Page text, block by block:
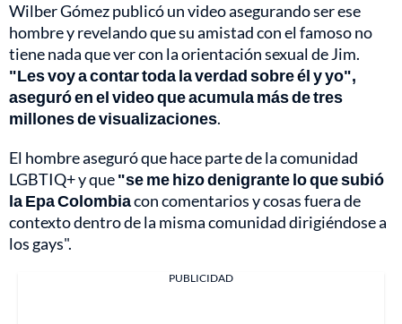
Wilber Gómez publicó un video asegurando ser ese
hombre y revelando que su amistad con el famoso no
tiene nada que ver con la orientación sexual de Jim.
"Les voy a contar toda la verdad sobre él y yo",
aseguró en el video que acumula más de tres
millones de visualizaciones.
El hombre aseguró que hace parte de la comunidad
LGBTIQ+ y que"se me hizo denigrante lo que subió
la Epa Colombiacon comentarios y cosas fuera de
contexto dentro de la misma comunidad dirigiéndose a
los gays".
PUBLICIDAD